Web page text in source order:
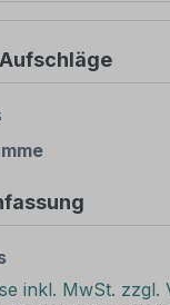
inkl. MwSt. zzgl.